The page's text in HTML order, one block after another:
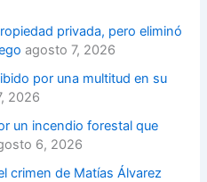
privada, pero eliminó
agosto 7, 2026
por una multitud en su
2026
un incendio forestal que
6, 2026
crimen de Matías Álvarez